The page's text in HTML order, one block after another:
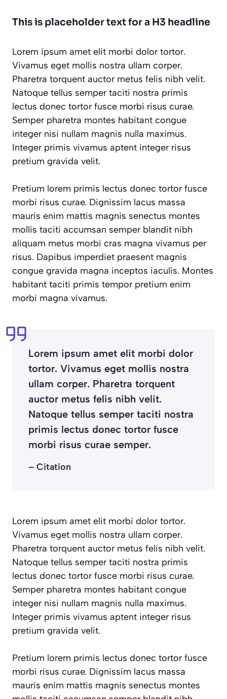
This is placeholder text for a H3 headline
Lorem ipsum amet elit morbi dolor tortor.
Vivamus eget mollis nostra ullam corper.
Pharetra torquent auctor metus felis nibh velit.
Natoque tellus semper taciti nostra primis
lectus donec tortor fusce morbi risus curae.
Semper pharetra montes habitant congue
integer nisi nullam magnis nulla maximus.
Integer primis vivamus aptent integer risus
pretium gravida velit.
Pretium lorem primis lectus donec tortor fusce
morbi risus curae. Dignissim lacus massa
mauris enim mattis magnis senectus montes
mollis taciti accumsan semper blandit nibh
aliquam metus morbi cras magna vivamus per
risus. Dapibus imperdiet praesent magnis
congue gravida magna inceptos iaculis. Montes
habitant taciti primis tempor pretium enim
morbi magna vivamus.
Lorem ipsum amet elit morbi dolor
tortor. Vivamus eget mollis nostra
ullam corper. Pharetra torquent
auctor metus felis nibh velit.
Natoque tellus semper taciti nostra
primis lectus donec tortor fusce
morbi risus curae semper.
– Citation
Lorem ipsum amet elit morbi dolor tortor.
Vivamus eget mollis nostra ullam corper.
Pharetra torquent auctor metus felis nibh velit.
Natoque tellus semper taciti nostra primis
lectus donec tortor fusce morbi risus curae.
Semper pharetra montes habitant congue
integer nisi nullam magnis nulla maximus.
Integer primis vivamus aptent integer risus
pretium gravida velit.
Pretium lorem primis lectus donec tortor fusce
morbi risus curae. Dignissim lacus massa
mauris enim mattis magnis senectus montes